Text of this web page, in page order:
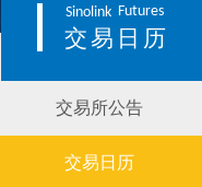
Sinolink Futures
交易日历
交易所公告
交易日历